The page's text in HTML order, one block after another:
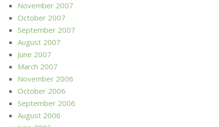
November 2007
October 2007
September 2007
August 2007
June 2007
March 2007
November 2006
October 2006
September 2006
August 2006